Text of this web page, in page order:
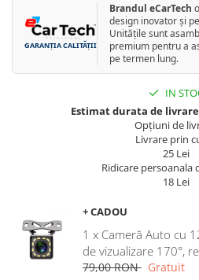
Navigatii Honda
Navigatii Jeep
Navigatii Porsche
Navigatii Iveco
GARANȚIA CALITĂȚII
Brandul eCarTech
design inovator și
Unitățile sunt
premium pentru a
pe termen lung.
IN
Estimat durata de
Opțiuni de
Livrare prin
25 Lei
Ridicare persoanala
18 Lei
+ CADOU
1 x Cameră Auto cu
de vizualizare 170°,
79,00 RON Gratuit